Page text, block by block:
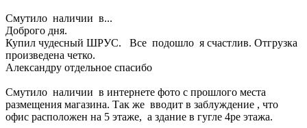
Смутило наличии в...
Доброго дня.
Купил чудесный ШРУС. Все подошло я счастлив. Отгрузка
произведена четко.
Александру отдельное спасибо
Смутило наличии в интернете фото с прошлого места
размещения магазина. Так же вводит в заблуждение , что
офис расположен на 5 этаже, а здание в гугле 4ре этажа.